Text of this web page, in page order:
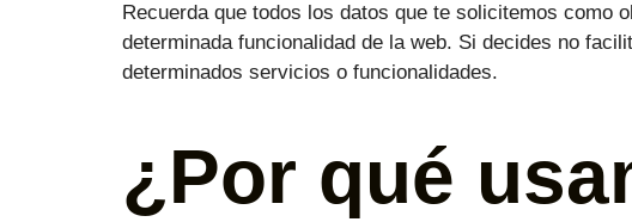
Recuerda que todos los datos que te solicitemos
determinada funcionalidad de la web. Si decides no
determinados servicios o funcionalidades.
¿Por qué